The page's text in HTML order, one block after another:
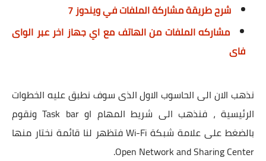
شرح طريقة مشاركة الملفات في ويندوز 7
مشاركه الملفات من الهاتف مع اي جهاز اخر عبر الواى
فاى
نذهب الان الى الحاسوب الاول الذى سوف نطبق عليه الخطوات
الرئيسية ، فنذهب الى شريط المهام او Task bar ونقوم
بالضغط على علامة شبكة Wi-Fi فتظهر لنا قائمة نختار منها
Open Network and Sharing Center.